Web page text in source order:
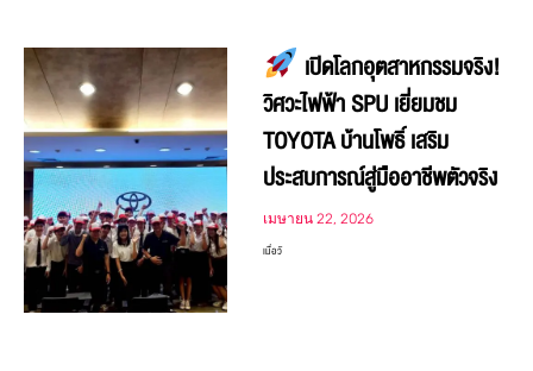
เปิดโลกอุตสาหกรรมจริง!
วิศวะไฟฟ้า SPU เยี่ยมชม
TOYOTA บ้านโพธิ์ เสริม
ประสบการณ์สู่มืออาชีพตัวจริง
เมษายน 22, 2026
เมื่อวั